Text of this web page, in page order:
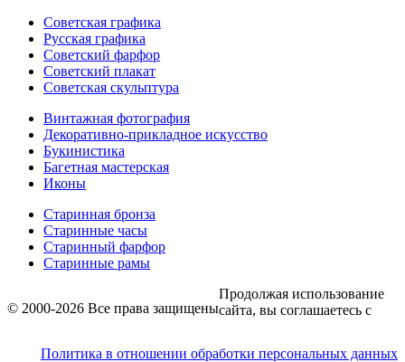
Советская графика
Русская графика
Советский фарфор
Советский плакат
Советская скульптура
Винтажная фотография
Декоративно-прикладное искусство
Букинистика
Багетная мастерская
Иконы
Старинная бронза
Старинные часы
Старинный фарфор
Старинные рамы
© 2000-2026 Все права защищены
Политика в отношении обработки персональных данных
Продолжая использование
сайта, вы соглашаетесь с